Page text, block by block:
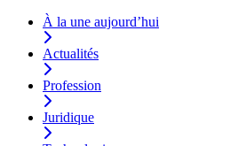
À la une aujourd’hui
Actualités
Profession
Juridique